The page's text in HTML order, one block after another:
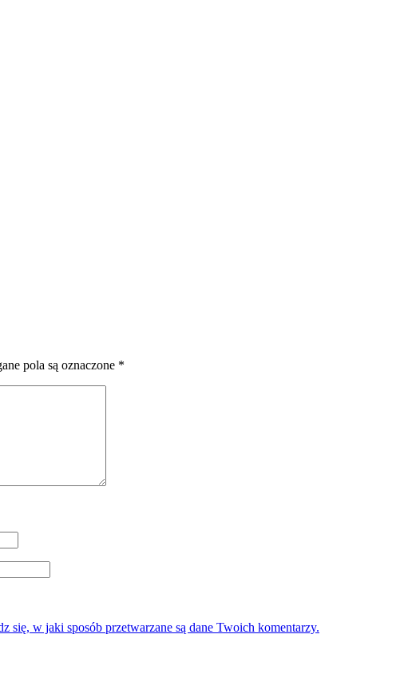
pola są oznaczone *
się, w jaki sposób przetwarzane są dane Twoich komentarzy.